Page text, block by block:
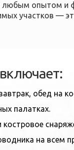
любым опытом и
участков —
обед на
палатках.
костровое
на всем